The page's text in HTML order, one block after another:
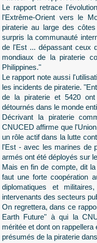
Le rapport retrace
l'Extrême-Orient vers le
piraterie au large des
surpris la communauté
de l'Est ... dépassant ceux
mondiaux de la piraterie
Philippines."
Le rapport note aussi
les incidents de piraterie.
de la piraterie et 5420
détournés dans le monde
Décrivant la piraterie
CNUCED affirme que
un rôle actif dans la lutte
l'Est - avec les marines de
armés ont été déployés sur
Mais en fin de compte, dit
faut une forte coopération
diplomatiques et
intervenants des secteurs
On regrettera, dans ce
Earth Future" à qui la
méritée et dont on
présumés de la piraterie